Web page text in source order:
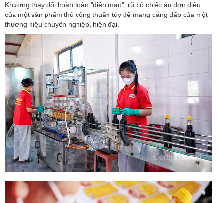
Khương thay đổi hoàn toàn "diện mạo", rũ bỏ chiếc áo đơn điệu
của một sản phẩm thủ công thuần túy để mang dáng dấp của một
thương hiệu chuyên nghiệp, hiện đại.